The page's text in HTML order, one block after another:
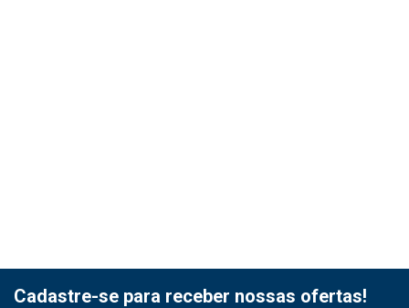
Cadastre-se para receber nossas ofertas!